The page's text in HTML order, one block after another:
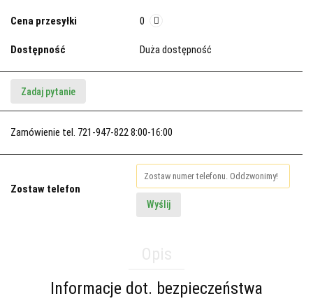
Cena przesyłki 0
Dostępność Duża dostępność
Zadaj pytanie
Zamówienie tel. 721-947-822 8:00-16:00
Zostaw telefon
Wyślij
Informacje dot. bezpieczeństwa